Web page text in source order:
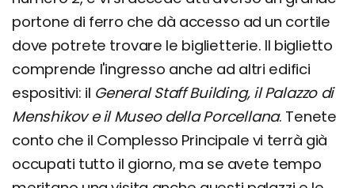
portone di ferro che dà accesso ad un cortile
dove potrete trovare le biglietterie. Il biglietto
comprende l'ingresso anche ad altri edifici
espositivi: il General Staff Building, il Palazzo di
Menshikov e il Museo della Porcellana. Tenete
conto che il Complesso Principale vi terrà già
occupati tutto il giorno, ma se avete tempo